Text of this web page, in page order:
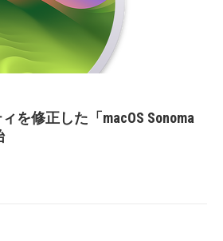
を修正した「macOS Sonoma